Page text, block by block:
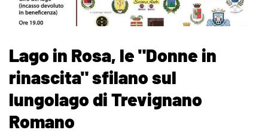
Lago in Rosa, le "Donne in
rinascita" sfilano sul
lungolago di Trevignano
Romano